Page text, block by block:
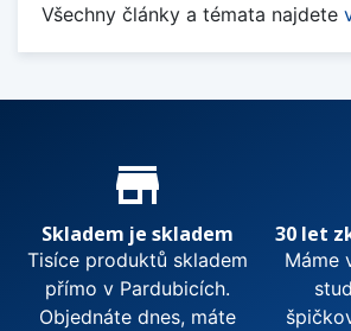
Všechny články a témata najdete
Proč nakupovat u nás?
store_mall_directory
Skladem je skladem
Tisíce produktů skladem
přímo v Pardubicích.
Objednáte dnes, máte
30 let
Máme